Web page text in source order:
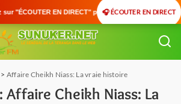
"ÉCOUTER EN DIRECT" pour suivre nos émissions
🎧 ÉCOUTER EN DIRECT
> Affaire Cheikh Niass: La vraie histoire
Affaire Cheikh Niass: La